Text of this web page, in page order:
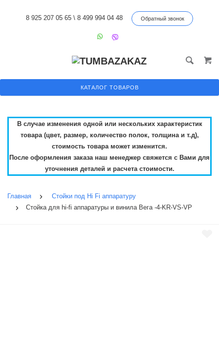
8 925 207 05 65 \ 8 499 994 04 48 Обратный звонок
КАТАЛОГ ТОВАРОВ
В случае изменения одной или нескольких характеристик
товара (цвет, размер, количество полок, толщина и т.д),
стоимость товара может изменится.
После оформления заказа наш менеджер свяжется с Вами для
уточнения деталей и расчета стоимости.
Главная
Стойки под Hi Fi аппаратуру
Стойка для hi-fi аппаратуры и винила Вега -4-KR-VS-VP